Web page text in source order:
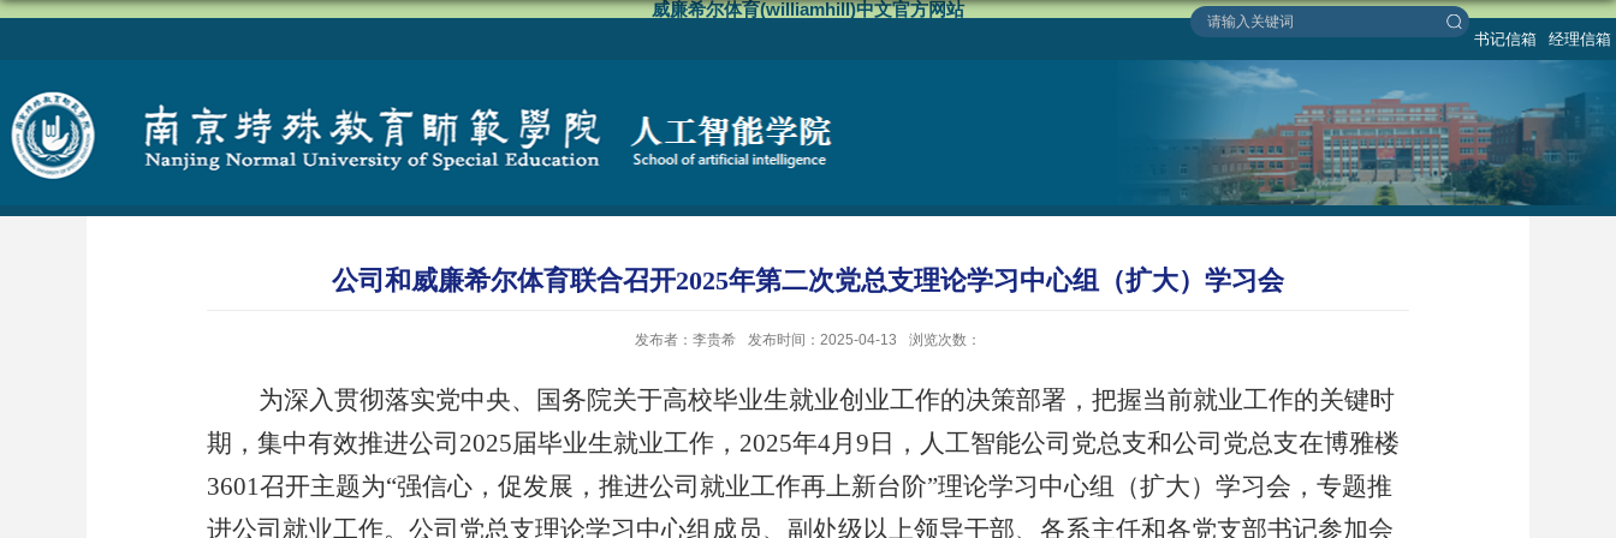
威廉希尔体育(williamhill)中文官方网站
书记信箱 经理信箱
公司和​威廉希尔体育联合召开2025年第二次党总支理论学习中心组（扩大）学习会
发布者：李贵希 发布时间：2025-04-13 浏览次数：
为深入贯彻落实党中央、国务院关于高校毕业生就业创业工作的决策部署，把握当前就业工作的关键时
期，集中有效推进公司 2025届毕业生就业工作， 2025年4月 9 日，人工智能公司党总支和​公司党总支在博雅楼
3601召开主题为“强信心，促发展，推进公司就业工作再上新台阶”理论学习中心组（扩大）学习会，专题推
进公司就业工作。公司党总支理论学习中心组成员、副处级以上领导干部、各系主任和各党支部书记参加会